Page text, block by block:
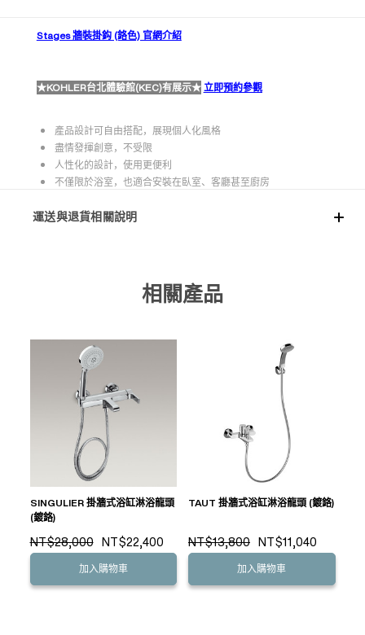
Stages 牆裝掛鈎 (鉻色) 官網介紹
★KOHLER台北體驗館(KEC)有展示★立即預約參觀
產品設計可自由搭配，展現個人化風格
盡情發揮創意，不受限
人性化的設計，使用更便利
不僅限於浴室，也適合安裝在臥室、客廳甚至廚房
運送與退貨相關說明
相關產品
SINGULIER 掛牆式浴缸淋浴龍頭
(鍍鉻)
NT$28,000 NT$22,400
加入購物車
TAUT 掛牆式浴缸淋浴龍頭 (鍍鉻)
NT$13,800 NT$11,040
加入購物車